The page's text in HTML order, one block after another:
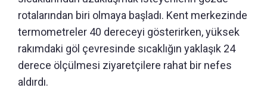
rotalarından biri olmaya başladı. Kent merkezinde
termometreler 40 dereceyi gösterirken, yüksek
rakımdaki göl çevresinde sıcaklığın yaklaşık 24
derece ölçülmesi ziyaretçilere rahat bir nefes
aldırdı.